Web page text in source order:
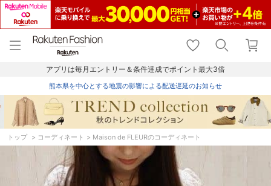
menu home
トップ
shopping_cart lock_outline
ログイン
アプリは毎月エントリー＆条件達成でポイント最大3倍
熊本県を中心とする地震の影響による配送遅延のお知らせ
トップ コーディネート Maison de FLEURのコーディネート